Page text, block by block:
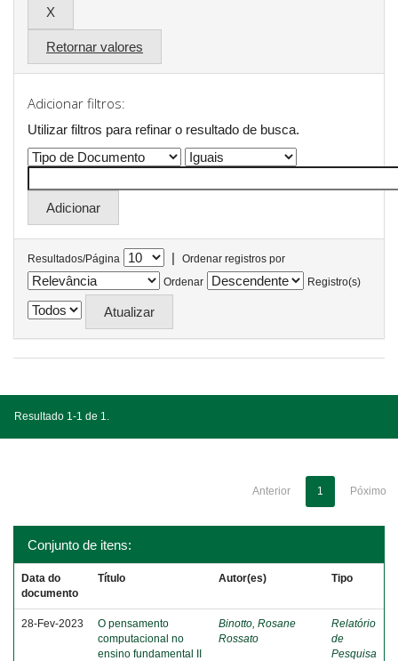
Retornar valores
Adicionar filtros:
Utilizar filtros para refinar o resultado de busca.
Resultados/Página |
Ordenar registros por
Ordenar
Registro(s)
Resultado 1-1 de 1.
Anterior 1 Póximo
Conjunto de itens:
Data do
documento
Título Autor(es) Tipo
28-Fev-2023
O pensamento
computacional no
ensino fundamental II
Binotto, Rosane
Rossato
Relatório
de
Pesquisa